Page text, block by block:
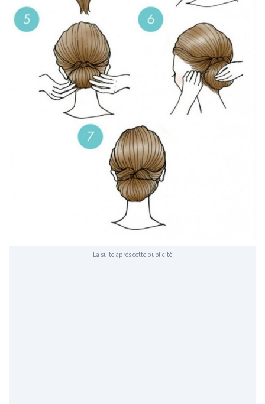
La suite après cette publicité